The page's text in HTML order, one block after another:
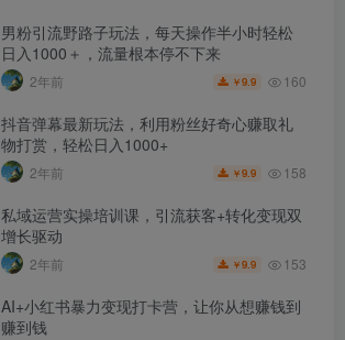
男粉引流野路子玩法，每天操作半小时轻松
日入1000＋，流量根本停不下来
2年前 ￥9.9 160
抖音弹幕最新玩法，利用粉丝好奇心赚取礼
物打赏，轻松日入1000+
2年前 ￥9.9 158
私域运营实操培训课，引流获客+转化变现双
增长驱动
2年前 ￥9.9 153
AI+小红书暴力变现打卡营，让你从想赚钱到
赚到钱